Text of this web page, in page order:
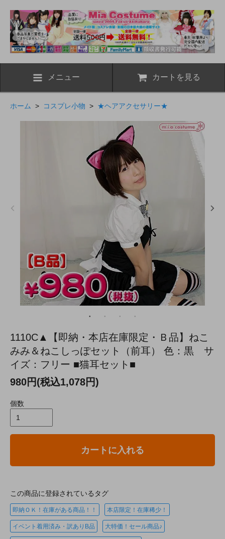
メニュー カートを見る
ホーム > コスプレ小物 > ★ヘアアクセサリー★
1110C▲【即納・本店在庫限定・Ｂ品】ねこ
みみ＆ねこしっぽセット（前耳） 色：黒 サ
イズ：フリー ■猫耳セット■
980円(税込1,078円)
個数
カートに入れる
この商品に登録されているタグ
即納ＯＫ！在庫がある商品！！ 本店限定！在庫稀少！
イベント着用済み・訳ありB品 大特価！セール商品♪